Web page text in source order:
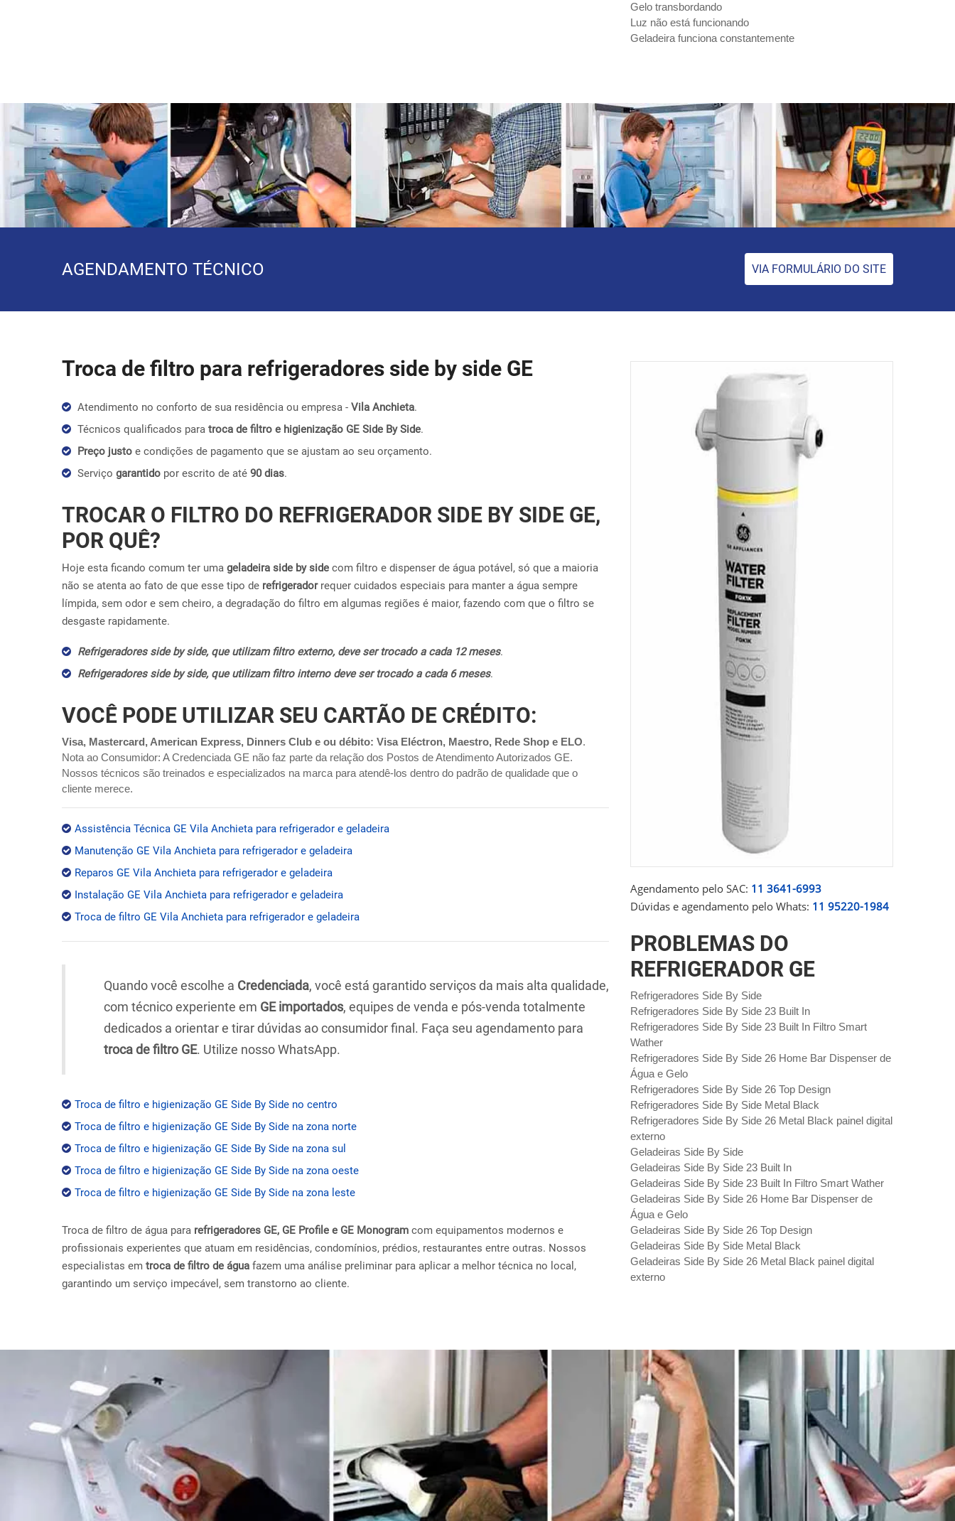
Gelo transbordando
Luz não está funcionando
Geladeira funciona constantemente
AGENDAMENTO TÉCNICO VIA FORMULÁRIO DO SITE
Troca de filtro para refrigeradores side by side GE
Atendimento no conforto de sua residência ou empresa - Vila Anchieta.
Técnicos qualificados para troca de filtro e higienização GE Side By Side.
Preço justo e condições de pagamento que se ajustam ao seu orçamento.
Serviço garantido por escrito de até 90 dias.
TROCAR O FILTRO DO REFRIGERADOR SIDE BY SIDE GE,
POR QUÊ?
Hoje esta ficando comum ter uma geladeira side by side com filtro e dispenser de água potável, só que a maioria
não se atenta ao fato de que esse tipo de refrigeradorrequer cuidados especiais para manter a água sempre
límpida, sem odor e sem cheiro, a degradação do filtro em algumas regiões é maior, fazendo com que o filtro se
desgaste rapidamente.
Refrigeradores side by side, que utilizam filtro externo, deve ser trocado a cada 12 meses.
Refrigeradores side by side, que utilizam filtro interno deve ser trocado a cada 6 meses.
VOCÊ PODE UTILIZAR SEU CARTÃO DE CRÉDITO:
Visa, Mastercard, American Express, Dinners Club e ou débito: Visa Eléctron, Maestro, Rede Shop e ELO.
Nota ao Consumidor: A Credenciada GE não faz parte da relação dos Postos de Atendimento Autorizados GE.
Nossos técnicos são treinados e especializados na marca para atendê-los dentro do padrão de qualidade que o
cliente merece.
Assistência Técnica GE Vila Anchieta para refrigerador e geladeira
Manutenção GE Vila Anchieta para refrigerador e geladeira
Reparos GE Vila Anchieta para refrigerador e geladeira
Instalação GE Vila Anchieta para refrigerador e geladeira
Troca de filtro GE Vila Anchieta para refrigerador e geladeira
Quando você escolhe a Credenciada, você está garantido serviços da mais alta qualidade,
com técnico experiente em GE importados, equipes de venda e pós-venda totalmente
dedicados a orientar e tirar dúvidas ao consumidor final. Faça seu agendamento para
troca de filtro GE. Utilize nosso WhatsApp.
Troca de filtro e higienização GE Side By Side no centro
Troca de filtro e higienização GE Side By Side na zona norte
Troca de filtro e higienização GE Side By Side na zona sul
Troca de filtro e higienização GE Side By Side na zona oeste
Troca de filtro e higienização GE Side By Side na zona leste
Troca de filtro de água para refrigeradores GE, GE Profile e GE Monogram com equipamentos modernos e
profissionais experientes que atuam em residências, condomínios, prédios, restaurantes entre outras. Nossos
especialistas em troca de filtro de água fazem uma análise preliminar para aplicar a melhor técnica no local,
garantindo um serviço impecável, sem transtorno ao cliente.
Agendamento pelo SAC: 11 3641-6993
Dúvidas e agendamento pelo Whats: 11 95220-1984
PROBLEMAS DO
REFRIGERADOR GE
Refrigeradores Side By Side
Refrigeradores Side By Side 23 Built In
Refrigeradores Side By Side 23 Built In Filtro Smart
Wather
Refrigeradores Side By Side 26 Home Bar Dispenser de
Água e Gelo
Refrigeradores Side By Side 26 Top Design
Refrigeradores Side By Side Metal Black
Refrigeradores Side By Side 26 Metal Black painel digital
externo
Geladeiras Side By Side
Geladeiras Side By Side 23 Built In
Geladeiras Side By Side 23 Built In Filtro Smart Wather
Geladeiras Side By Side 26 Home Bar Dispenser de
Água e Gelo
Geladeiras Side By Side 26 Top Design
Geladeiras Side By Side Metal Black
Geladeiras Side By Side 26 Metal Black painel digital
externo